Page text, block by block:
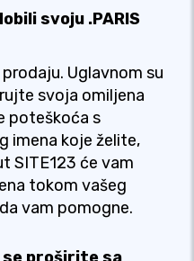
svoju .PARIS
Uglavnom su
svoja omiljena
poteškoća s
imena koje želite,
SITE123 će vam
tokom vašeg
vam pomogne.